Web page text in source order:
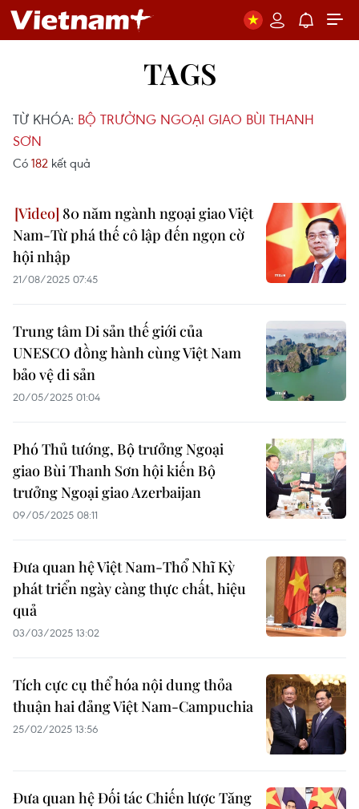
TAGS
TỪ KHÓA: BỘ TRƯỞNG NGOẠI GIAO BÙI THANH
SƠN
Có 182 kết quả
80 năm ngành ngoại giao Việt
Nam-Từ phá thế cô lập đến ngọn cờ
hội nhập
21/08/2025 07:45
Trung tâm Di sản thế giới của
UNESCO đồng hành cùng Việt Nam
bảo vệ di sản
20/05/2025 01:04
Phó Thủ tướng, Bộ trưởng Ngoại
giao Bùi Thanh Sơn hội kiến Bộ
trưởng Ngoại giao Azerbaijan
09/05/2025 08:11
Đưa quan hệ Việt Nam-Thổ Nhĩ Kỳ
phát triển ngày càng thực chất, hiệu
quả
03/03/2025 13:02
Tích cực cụ thể hóa nội dung thỏa
thuận hai đảng Việt Nam-Campuchia
25/02/2025 13:56
Đưa quan hệ Đối tác Chiến lược Tăng